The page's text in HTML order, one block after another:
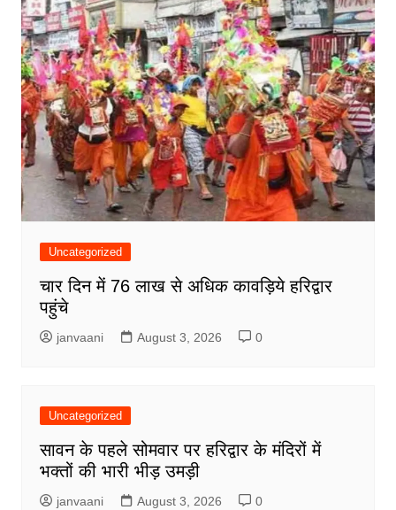
Uncategorized
चार दिन में 76 लाख से अधिक कावड़िये हरिद्वार
पहुंचे
janvaani August 3, 2026 0
Uncategorized
सावन के पहले सोमवार पर हरिद्वार के मंदिरों में
भक्तों की भारी भीड़ उमड़ी
janvaani August 3, 2026 0